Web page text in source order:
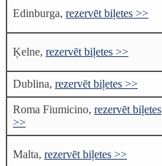
Edinburga, rezervēt biļetes >>
Ķelne, rezervēt biļetes >>
Dublina, rezervēt biļetes >>
Roma Fiumicino, rezervēt biļetes
>>
Malta, rezervēt biļetes >>